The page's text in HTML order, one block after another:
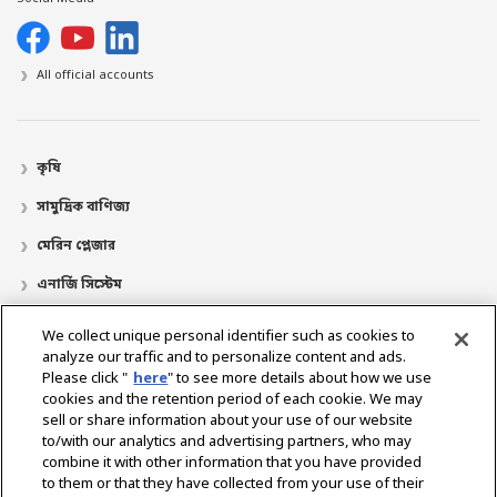
All official accounts
কৃষি
সামুদ্রিক বাণিজ্য
মেরিন প্লেজার
এনার্জি সিস্টেম
ডিলার লোকেটর
যোগাযোগ
আমাদের সম্পর্কে
প্রেসিডেন্টের বার্তা আমাদের মিশন ব্যবসায়িক ক্ষেত্র
প্রযুক্তি
We collect unique personal identifier such as cookies to
analyze our traffic and to personalize content and ads.
Please click " here" to see more details about how we use
cookies and the retention period of each cookie. We may
sell or share information about your use of our website
to/with our analytics and advertising partners, who may
combine it with other information that you have provided
to them or that they have collected from your use of their